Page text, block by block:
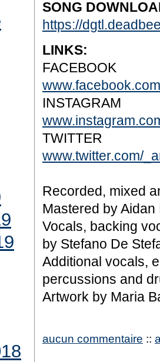
SONG
https://
LINKS:
FACEBOOK
INSTAGRAM
TWITTER
www.twitter.com/
Recorded, mixed
Mastered by
Vocals, backing
by Stefano De
Additional vocals,
percussions and
Artwork by Maria
aucun commentaire ::